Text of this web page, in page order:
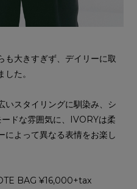
も大きすぎず、デイリーに取
た。
いスタイリングに馴染み、シ
ドな雰囲気に、IVORYは柔
によって異なる表情をお楽し
BAG ¥16,000+tax